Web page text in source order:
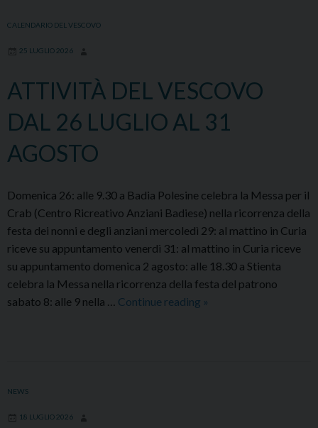
Istituti
CALENDARIO DEL VESCOVO
25 LUGLIO 2026
ATTIVITÀ DEL VESCOVO
DAL 26 LUGLIO AL 31
AGOSTO
Domenica 26: alle 9.30 a Badia Polesine celebra la Messa per il
Crab (Centro Ricreativo Anziani Badiese) nella ricorrenza della
festa dei nonni e degli anziani mercoledì 29: al mattino in Curia
riceve su appuntamento venerdì 31: al mattino in Curia riceve
su appuntamento domenica 2 agosto: alle 18.30 a Stienta
celebra la Messa nella ricorrenza della festa del patrono
sabato 8: alle 9 nella … Continue reading ATTIVITÀ
»
NEWS
18 LUGLIO 2026